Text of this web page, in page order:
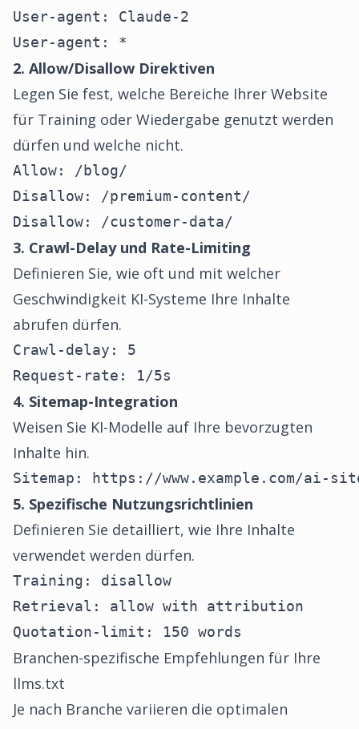
User-agent: Claude-2
User-agent: *
2. Allow/Disallow Direktiven
Legen Sie fest, welche Bereiche Ihrer Website
für Training oder Wiedergabe genutzt werden
dürfen und welche nicht.
Allow: /blog/
Disallow: /premium-content/
Disallow: /customer-data/
3. Crawl-Delay und Rate-Limiting
Definieren Sie, wie oft und mit welcher
Geschwindigkeit KI-Systeme Ihre Inhalte
abrufen dürfen.
Crawl-delay: 5
Request-rate: 1/5s
4. Sitemap-Integration
Weisen Sie KI-Modelle auf Ihre bevorzugten
Inhalte hin.
Sitemap: https://www.example.com/ai-
5. Spezifische Nutzungsrichtlinien
Definieren Sie detailliert, wie Ihre Inhalte
verwendet werden dürfen.
Training: disallow
Retrieval: allow with attribution
Quotation-limit: 150 words
Branchen-spezifische Empfehlungen für Ihre
llms.txt
Je nach Branche variieren die optimalen